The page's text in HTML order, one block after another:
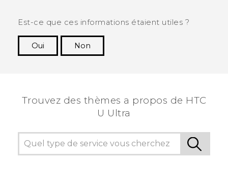
Est-ce que ces informations étaient utiles ?
Oui
Non
Trouvez des thèmes a propos de HTC
U Ultra